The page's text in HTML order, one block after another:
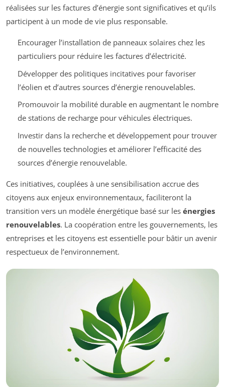
réalisées sur les factures d’énergie sont significatives et qu’ils
participent à un mode de vie plus responsable.
Encourager l’installation de panneaux solaires chez les
particuliers pour réduire les factures d’électricité.
Développer des politiques incitatives pour favoriser
l’éolien et d’autres sources d’énergie renouvelables.
Promouvoir la mobilité durable en augmentant le nombre
de stations de recharge pour véhicules électriques.
Investir dans la recherche et développement pour trouver
de nouvelles technologies et améliorer l’efficacité des
sources d’énergie renouvelable.
Ces initiatives, couplées à une sensibilisation accrue des
citoyens aux enjeux environnementaux, faciliteront la
transition vers un modèle énergétique basé sur les énergies
renouvelables. La coopération entre les gouvernements, les
entreprises et les citoyens est essentielle pour bâtir un avenir
respectueux de l’environnement.